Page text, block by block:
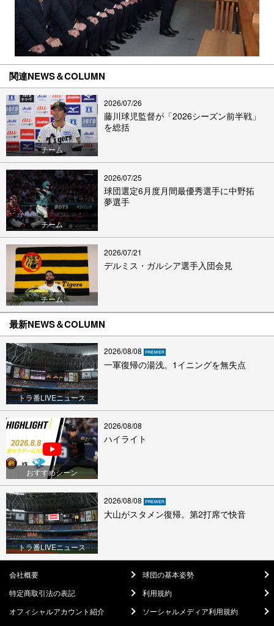
関連NEWS＆COLUMN
チーム
2026/07/26
藤川球児監督が「2026シーズン前半戦」
を総括
チーム
2026/07/25
球団選定6月度月間最優秀選手に中野拓
夢選手
チーム
2026/07/21
デルミス・ガルシア選手入団会見
最新NEWS＆COLUMN
トラ番LIVEニュース
2026/08/08
一軍復帰の湯浅。1イニングを無失点
おすすめシーン
2026/08/08
ハイライト
トラ番LIVEニュース
2026/08/08
大山がスタメン復帰。第2打席で快音
会社概要
球団の基本姿勢
特定商取引法の表記
利用規約
オフィシャルアカウント紹介
ソーシャルメディア利用規約